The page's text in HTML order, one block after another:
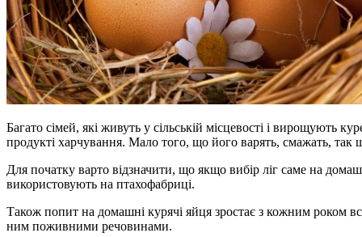
Багато сімей, які живуть у сільській місцевості і вирощують
продукті харчування. Мало того, що його варять, смажать, так
Для початку варто відзначити, що якщо вибір ліг саме на
використовують на птахофабриці.
Також попит на домашні курячі яйця зростає з кожним роком
ним поживними речовинами.